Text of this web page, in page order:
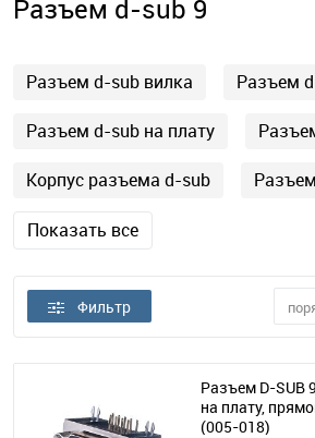
Разъем d-sub 9
Разъем d-sub вилка Разъем
Разъем d-sub на плату
Корпус разъема d-sub
Показать все
Фильтр
Разъем D-SUB
на плату,
(005-018)